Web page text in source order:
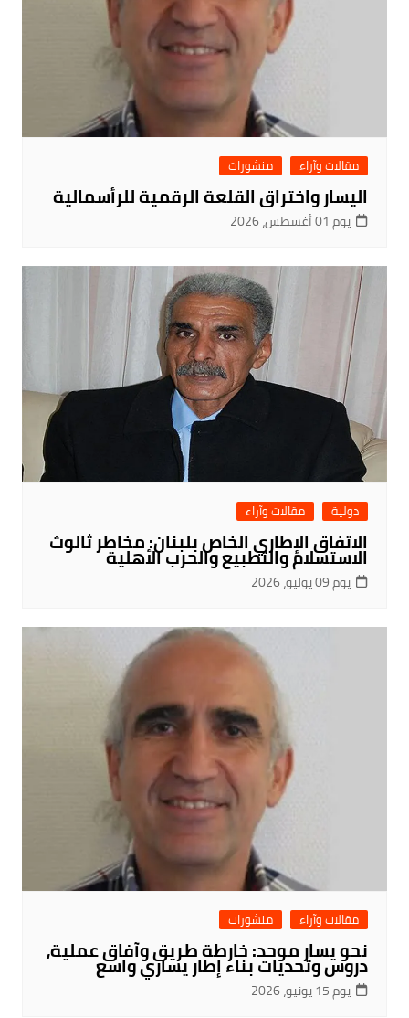
مقالات وآراء منشورات
اليسار واختراق القلعة الرقمية للرأسمالية
يوم 01 أغسطس، 2026
دولية مقالات وآراء
الاتفاق الإطاري الخاص بلبنان: مخاطر ثالوث
الاستسلام والتطبيع والحرب الأهلية
يوم 09 يوليو، 2026
مقالات وآراء منشورات
نحو يسار موحد: خارطة طريق وآفاق عملية،
دروس وتحديات بناء إطار يساري واسع
يوم 15 يونيو، 2026